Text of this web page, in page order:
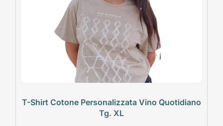
T-Shirt Cotone Personalizzata Vino Quotidiano
Tg. XL